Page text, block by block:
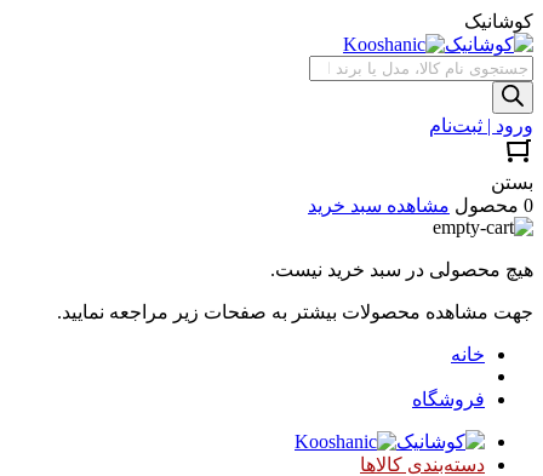
کوشانیک
جستجوی
محصولات
ورود | ثبت‌نام
بستن
0 محصول
مشاهده سبد خرید
هیچ محصولی در سبد خرید نیست.
جهت مشاهده محصولات بیشتر به صفحات زیر مراجعه نمایید.
خانه
فروشگاه
دسته‌بندی کالاها